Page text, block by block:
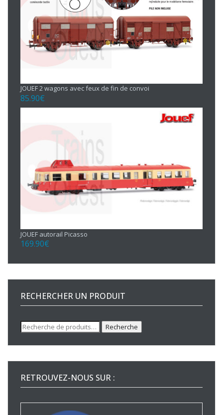
JOUEF 2 wagons avec feux de fin de convoi
85.90€
JOUEF autorail Picasso
169.90€
RECHERCHER UN PRODUIT
Recherche
pour :
Recherche
RETROUVEZ-NOUS SUR :